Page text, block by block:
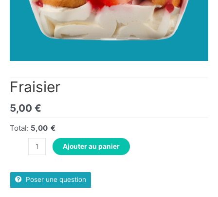
Fraisier
5,00 €
Total: 5,00 €
Ajouter au panier
Poser une question